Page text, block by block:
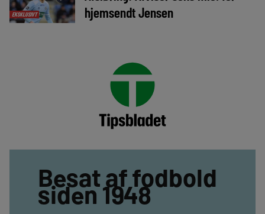
EKSKLUSIVT
hjemsendt Jensen
Besat af fodbold
siden 1948